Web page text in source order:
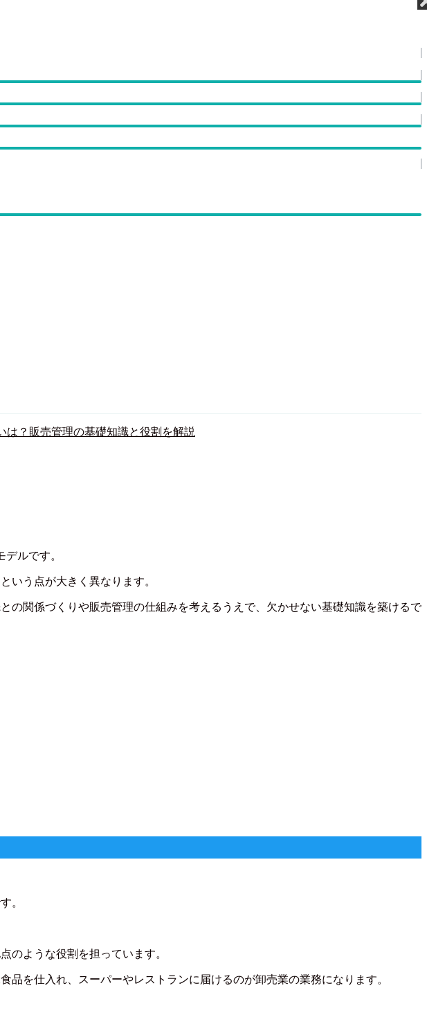
は？販売管理の基礎知識と役割を解説
ルです。
いう点が大きく異なります。
の関係づくりや販売管理の仕組みを考えるうえで、欠かせない基礎知識を築けるで
。
のような役割を担っています。
を仕入れ、スーパーやレストランに届けるのが卸売業の業務になります。